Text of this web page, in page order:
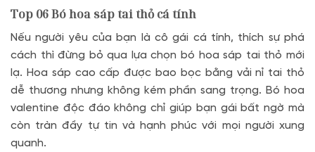
Top 06Bó hoa sáp tai thỏ cá tính
Nếu người yêu của bạn là cô gái cá tính, thích sự phá
cách thì đừng bỏ qua lựa chọn bó hoa sáp tai thỏ mới
lạ. Hoa sáp cao cấp được bao bọc bằng vải nỉ tai thỏ
dễ thương nhưng không kém phần sang trọng. Bó hoa
valentine độc đáo không chỉ giúp bạn gái bất ngờ mà
còn tràn đầy tự tin và hạnh phúc với mọi người xung
quanh.